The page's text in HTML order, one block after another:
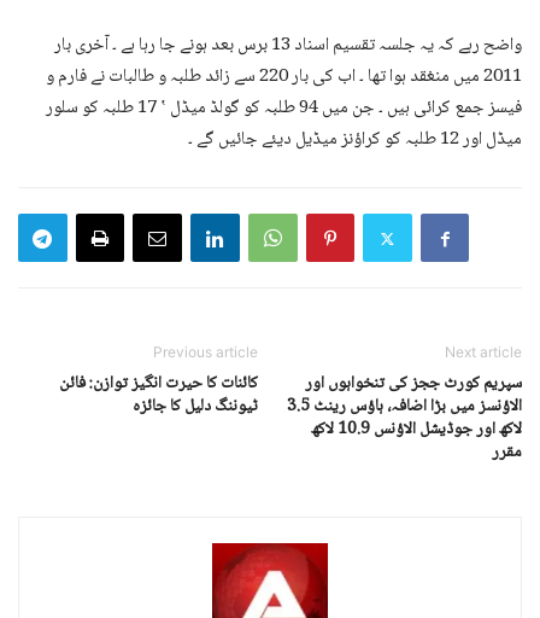
واضح رہے کہ یہ جلسہ تقسیم اسناد 13 برس بعد ہونے جا رہا ہے ۔ آخری بار
2011 میں منغقد ہوا تھا ۔ اب کی بار 220 سے زائد طلبہ و طالبات نے فارم و
فیسز جمع کرائی ہیں ۔ جن میں 94 طلبہ کو گولڈ میڈل ‛ 17 طلبہ کو سلور
میڈل اور 12 طلبہ کو کراؤنز میڈیل دیئے جائیں گے ۔
Previous article
کائنات کا حیرت انگیز توازن: فائن
ٹیوننگ دلیل کا جائزہ
Next article
سپریم کورٹ ججز کی تنخواہوں اور
الاؤنسز میں بڑا اضافہ، ہاؤس رینٹ 3.5
لاکھ اور جوڈیشل الاؤنس 10.9 لاکھ
مقرر